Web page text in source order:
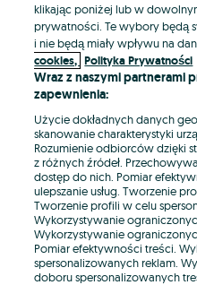
Kontynuuj
E-mail
Hasło
klikając poniżej lub w
prywatności. Te wybory będą
i nie będą miały wpływu na
cookies, Polityka Prywatności
Wraz z naszymi partnerami
zapewnienia:
Użycie dokładnych danych
skanowanie charakterystyki
Rozumienie odbiorców dzięki
z różnych źródeł.
dostęp do nich. Pomiar
ulepszanie usług. Tworzenie
Tworzenie profili w celu
Wykorzystywanie
Wykorzystywanie
Pomiar efektywności treści.
spersonalizowanych reklam.
doboru spersonalizowanych